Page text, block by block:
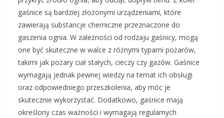
gaśnice są bardziej złożonymi urządzeniami, które
zawierają substancje chemiczne przeznaczone do
gaszenia ognia. W zależności od rodzaju gaśnicy, mogą
one być skuteczne w walce z różnymi typami pożarów,
takimi jak pożary ciał stałych, cieczy czy gazów. Gaśnice
wymagają jednak pewnej wiedzy na temat ich obsługi
oraz odpowiedniego przeszkolenia, aby móc je
skutecznie wykorzystać. Dodatkowo, gaśnice mają
określony czas ważności i wymagają regularnych